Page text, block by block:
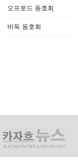
오프로드 동호회
바둑 동호회